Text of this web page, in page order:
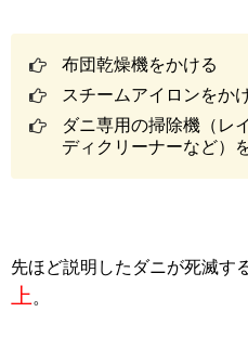
布団乾燥機をかける
スチームアイロンをか
ダニ専用の掃除機（レ
ディクリーナーなど）
先ほど説明したダニが死滅す
上 。